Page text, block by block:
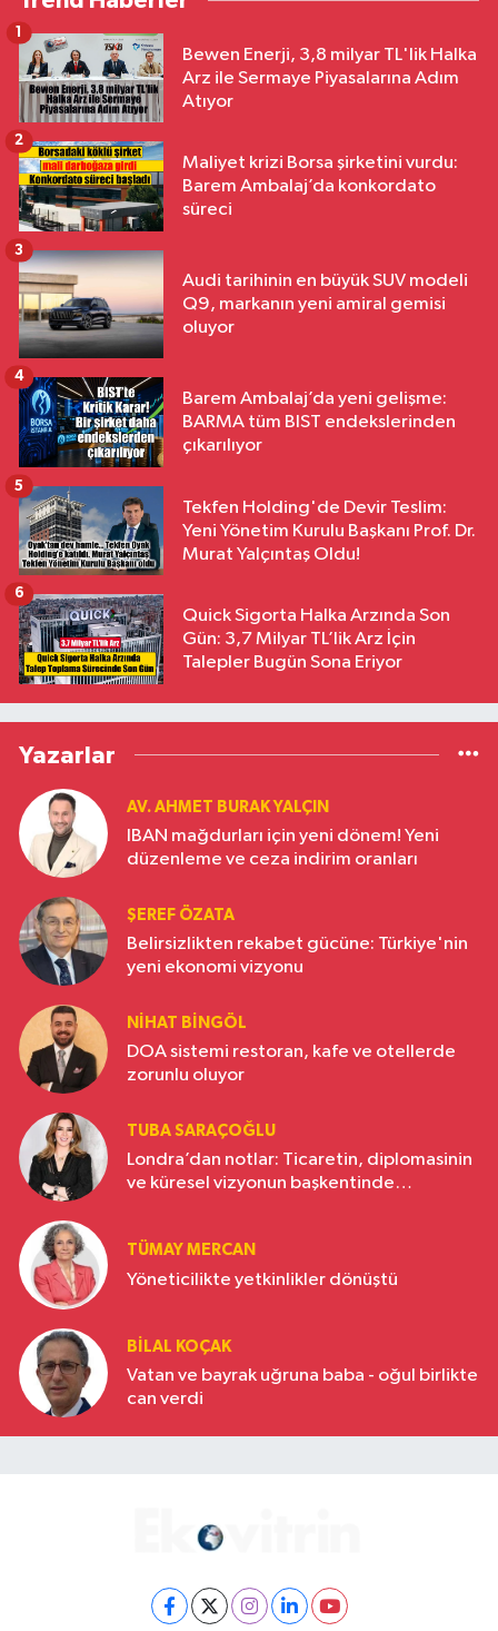
Bewen Enerji, 3,8 milyar TL'lik Halka
Arz ile Sermaye Piyasalarına Adım
Atıyor
1
Maliyet krizi Borsa şirketini vurdu:
Barem Ambalaj’da konkordato
süreci
2
Audi tarihinin en büyük SUV modeli
Q9, markanın yeni amiral gemisi
oluyor
3
Barem Ambalaj’da yeni gelişme:
BARMA tüm BIST endekslerinden
çıkarılıyor
4
Tekfen Holding'de Devir Teslim:
Yeni Yönetim Kurulu Başkanı Prof. Dr.
Murat Yalçıntaş Oldu!
5
Quick Sigorta Halka Arzında Son
Gün: 3,7 Milyar TL’lik Arz İçin
Talepler Bugün Sona Eriyor
6
Yazarlar
AV. AHMET BURAK YALÇIN
IBAN mağdurları için yeni dönem! Yeni
düzenleme ve ceza indirim oranları
ŞEREF ÖZATA
Belirsizlikten rekabet gücüne: Türkiye'nin
yeni ekonomi vizyonu
NIHAT BINGÖL
DOA sistemi restoran, kafe ve otellerde
zorunlu oluyor
TUBA SARAÇOĞLU
Londra’dan notlar: Ticaretin, diplomasinin
ve küresel vizyonun başkentinde
TÜMAY MERCAN
Yöneticilikte yetkinlikler dönüştü
BILAL KOÇAK
Vatan ve bayrak uğruna baba - oğul birlikte
can verdi